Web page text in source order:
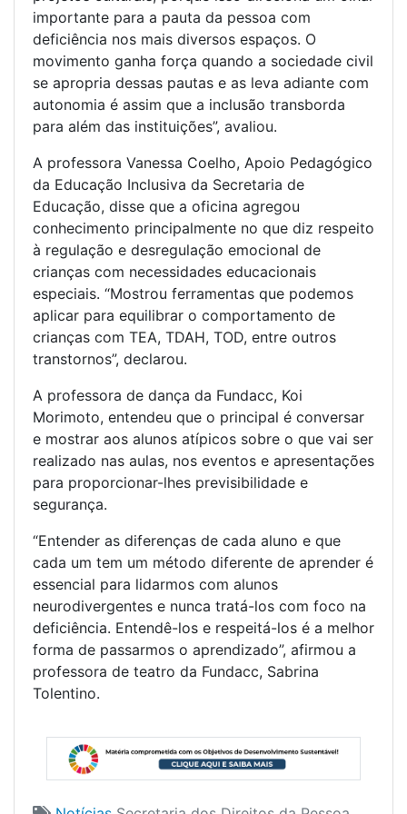
importante para a pauta da pessoa com
deficiência nos mais diversos espaços. O
movimento ganha força quando a sociedade civil
se apropria dessas pautas e as leva adiante com
autonomia é assim que a inclusão transborda
para além das instituições”, avaliou.
A professora Vanessa Coelho, Apoio Pedagógico
da Educação Inclusiva da Secretaria de
Educação, disse que a oficina agregou
conhecimento principalmente no que diz respeito
à regulação e desregulação emocional de
crianças com necessidades educacionais
especiais. “Mostrou ferramentas que podemos
aplicar para equilibrar o comportamento de
crianças com TEA, TDAH, TOD, entre outros
transtornos”, declarou.
A professora de dança da Fundacc, Koi
Morimoto, entendeu que o principal é conversar
e mostrar aos alunos atípicos sobre o que vai ser
realizado nas aulas, nos eventos e apresentações
para proporcionar-lhes previsibilidade e
segurança.
“Entender as diferenças de cada aluno e que
cada um tem um método diferente de aprender é
essencial para lidarmos com alunos
neurodivergentes e nunca tratá-los com foco na
deficiência. Entendê-los e respeitá-los é a melhor
forma de passarmos o aprendizado”, afirmou a
professora de teatro da Fundacc, Sabrina
Tolentino.